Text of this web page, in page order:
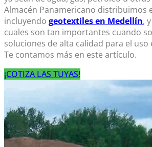
Almacén Panamericano distribuimos
incluyendo geotextiles en Medellín,
cuales son tan importantes cuando
soluciones de alta calidad para el uso
Te contamos más en este artículo.
¡COTIZA LAS TUYAS!